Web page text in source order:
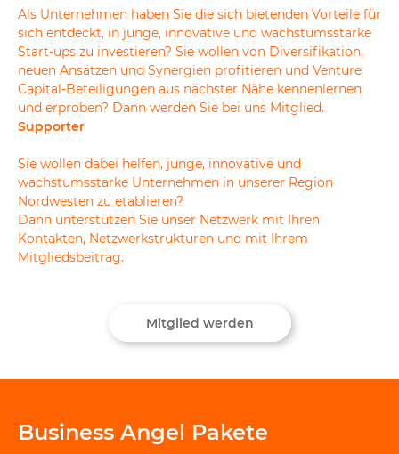
Als Unternehmen haben Sie die sich bietenden Vorteile für
sich entdeckt, in junge, innovative und wachstumsstarke
Start-ups zu investieren? Sie wollen von Diversifikation,
neuen Ansätzen und Synergien profitieren und Venture
Capital-Beteiligungen aus nächster Nähe kennenlernen
und erproben? Dann werden Sie bei uns Mitglied.
Supporter
Sie wollen dabei helfen, junge, innovative und
wachstumsstarke Unternehmen in unserer Region
Nordwesten zu etablieren?
Dann unterstützen Sie unser Netzwerk mit Ihren
Kontakten, Netzwerkstrukturen und mit Ihrem
Mitgliedsbeitrag.
Mitglied werden
Business Angel Pakete